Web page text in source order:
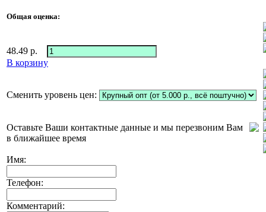
Общая оценка:
48.49 р.
В корзину
Сменить уровень цен:
Оставьте Ваши контактные данные и мы перезвоним Вам
в ближайшее время
Имя:
Телефон:
Комментарий: